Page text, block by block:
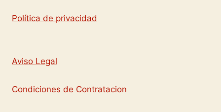
Política de privacidad
Aviso Legal
Condiciones de Contratacion